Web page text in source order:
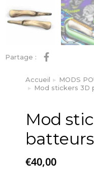
Partage :
Vous êtes ici :
Accueil
MODS
Mod stickers 3D
Mod
€40,00